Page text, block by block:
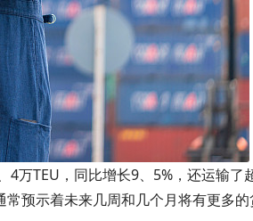
万TEU，同比增长9、5%，还运输了
预示着未来几周和几个月将有更多